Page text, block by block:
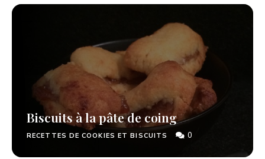
Biscuits à la pâte de coing
RECETTES DE COOKIES ET BISCUITS 0